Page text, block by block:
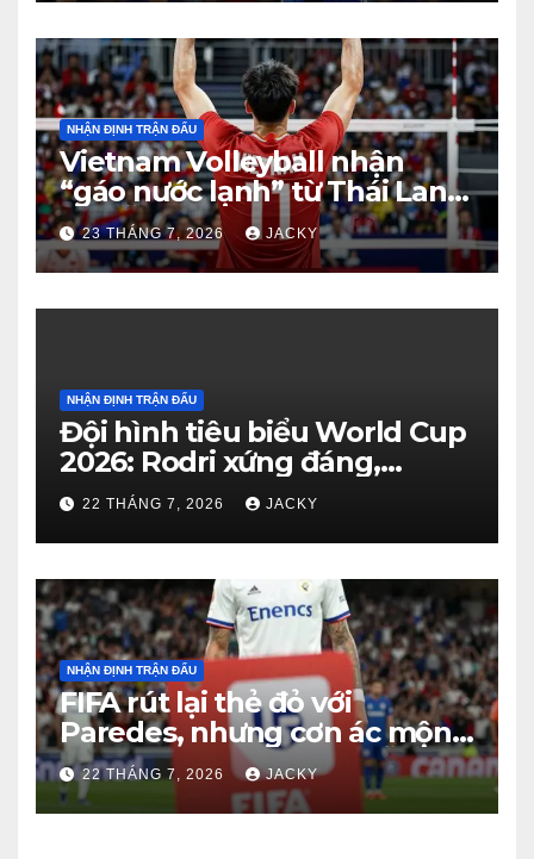
NHẬN ĐỊNH TRẬN ĐẤU
Vietnam Volleyball nhận
“gáo nước lạnh” từ Thái Lan:
Từ dẫn 2-0 đến thua ngược 2-
3 đầy tiếc nuối
23 THÁNG 7, 2026 JACKY
NHẬN ĐỊNH TRẬN ĐẤU
Đội hình tiêu biểu World Cup
2026: Rodri xứng đáng,
Haaland viết cổ tích, Vozinha
gây bất ngờ
22 THÁNG 7, 2026 JACKY
NHẬN ĐỊNH TRẬN ĐẤU
FIFA rút lại thẻ đỏ với
Paredes, nhưng cơn ác mộng
kỷ luật của Argentina vẫn
chưa kết thúc
22 THÁNG 7, 2026 JACKY